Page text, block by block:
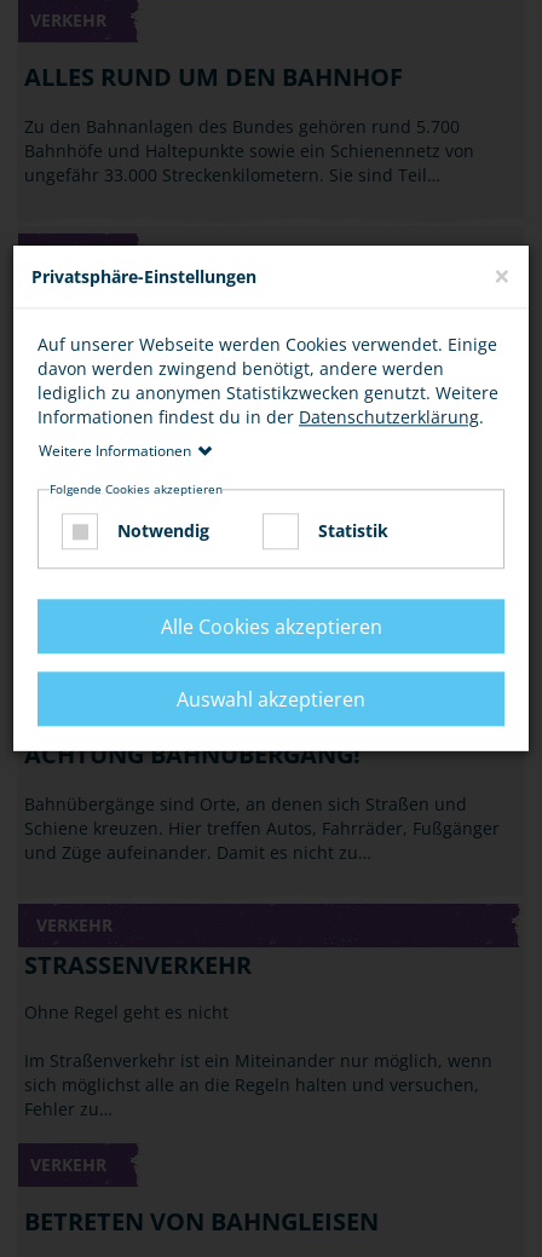
VERKEHR
ALLES RUND UM DEN BAHNHOF
Zu den Bahnanlagen des Bundes gehören rund 5.700
Bahnhöfe und Haltepunkte sowie ein Schienennetz von
ungefähr 33.000 Streckenkilometern. Sie sind Teil…
Für Auto- und Radfahrer ist der Griff zum Handy während
der Fahrt verboten (§ 23 Abs.1a StVO), aber auch als
Fußgänger, Inliner oder Skater usw. ist…
VERKEHR
NACHTS SICHER UNTERWEGS
Fühlst Du dich nachts auf dem Heimweg, im Bus oder in der
Bahn manchmal unsicher? Mit unseren Tipps erhöhst Du
dein Sicherheitsgefühl und bist immer…
ACHTUNG BAHNÜBERGANG!
Bahnübergänge sind Orte, an denen sich Straßen und
Schiene kreuzen. Hier treffen Autos, Fahrräder, Fußgänger
und Züge aufeinander. Damit es nicht zu…
VERKEHR
STRASSENVERKEHR
Ohne Regel geht es nicht
Im Straßenverkehr ist ein Miteinander nur möglich, wenn
sich möglichst alle an die Regeln halten und versuchen,
Fehler zu…
VERKEHR
BETRETEN VON BAHNGLEISEN
Privatsphäre-Einstellungen ×
Auf unserer Webseite werden Cookies verwendet. Einige
davon werden zwingend benötigt, andere werden
lediglich zu anonymen Statistikzwecken genutzt. Weitere
Informationen findest du in der Datenschutzerklärung.
Weitere Informationen
Folgende Cookies akzeptieren
Notwendig Statistik
Alle Cookies akzeptieren
Auswahl akzeptieren